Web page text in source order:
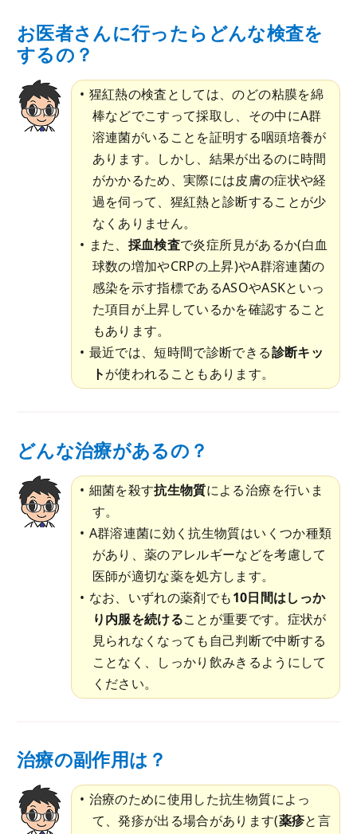
お医者さんに行ったらどんな検査を
するの？
猩紅熱の検査としては、のどの粘膜を綿
棒などでこすって採取し、その中にA群
溶連菌がいることを証明する咽頭培養が
あります。しかし、結果が出るのに時間
がかかるため、実際には皮膚の症状や経
過を伺って、猩紅熱と診断することが少
なくありません。
また、 採血検査で炎症所見があるか(白血
球数の増加やCRPの上昇)やA群溶連菌の
感染を示す指標であるASOやASKといっ
た項目が上昇しているかを確認すること
もあります。
最近では、短時間で診断できる診断キッ
トが使われることもあります。
どんな治療があるの？
細菌を殺す抗生物質による治療を行いま
す。
A群溶連菌に効く抗生物質はいくつか種類
があり、薬のアレルギーなどを考慮して
医師が適切な薬を処方します。
なお、いずれの薬剤でも10日間はしっか
り内服を続けることが重要です。症状が
見られなくなっても自己判断で中断する
ことなく、しっかり飲みきるようにして
ください。
治療の副作用は？
治療のために使用した抗生物質によっ
て、発疹が出る場合があります(薬疹と言